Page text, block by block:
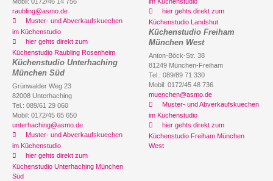
raubling@asmo.de
Muster- und Abverkaufskuechen
im Küchenstudio
hier gehts direkt zum
Küchenstudio Raubling Rosenheim
Küchenstudio Unterhaching
München Süd
Grünwalder Weg 23
82008 Unterhaching
Tel.: 089/61 29 060
Mobil: 0172/45 65 650
unterhaching@asmo.de
Muster- und Abverkaufskuechen
im Küchenstudio
hier gehts direkt zum
Küchenstudio Unterhaching München
Süd
hier gehts direkt zum
Küchenstudio Landshut
Küchenstudio Freiham
München West
Anton-Böck-Str. 38
81249 München-Freiham
Tel.: 089/89 71 330
Mobil: 0172/45 48 736
muenchen@asmo.de
Muster- und Abverkaufskuechen
im Küchenstudio
hier gehts direkt zum
Küchenstudio Freiham München
West